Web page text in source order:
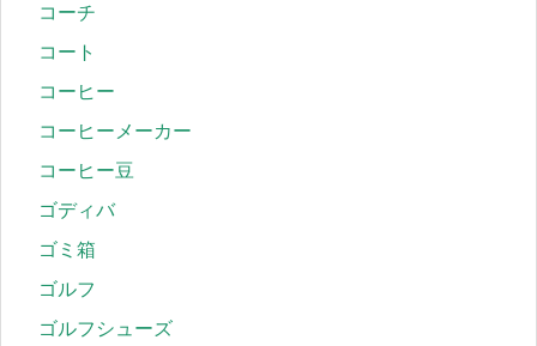
コーチ
コート
コーヒー
コーヒーメーカー
コーヒー豆
ゴディバ
ゴミ箱
ゴルフ
ゴルフシューズ